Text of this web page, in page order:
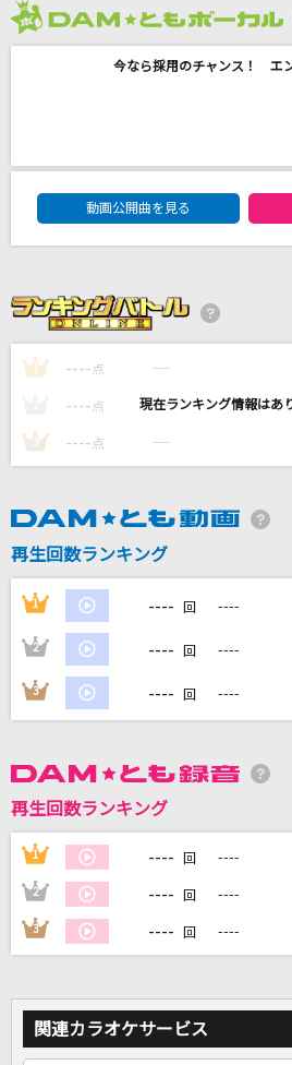
[生音]himawari
Mr.Children
ポルノグラフィティ
[生音]Silly(4th ワンマンTour
家入レオ
今夜はビートに乗れない
本田美奈子
Only Human(ビデオクリップ
K
DAMの新曲・ランキン
DAMに会員登録・ログ
自宅でカラオケ歌い
今なら採用のチャンス！ エ
DAM★ともボーカルエント
動画公開曲を見る
1 ---- 点 ----
---- 点 ----
3 ---- 点 ----
再生回数ランキング
1 ---- 回 ----
2 ---- 回 ----
3 ---- 回 ----
再生回数ランキング
1 ---- 回 ----
2 ---- 回 ----
3 ---- 回 ----
関連カラオケサービス